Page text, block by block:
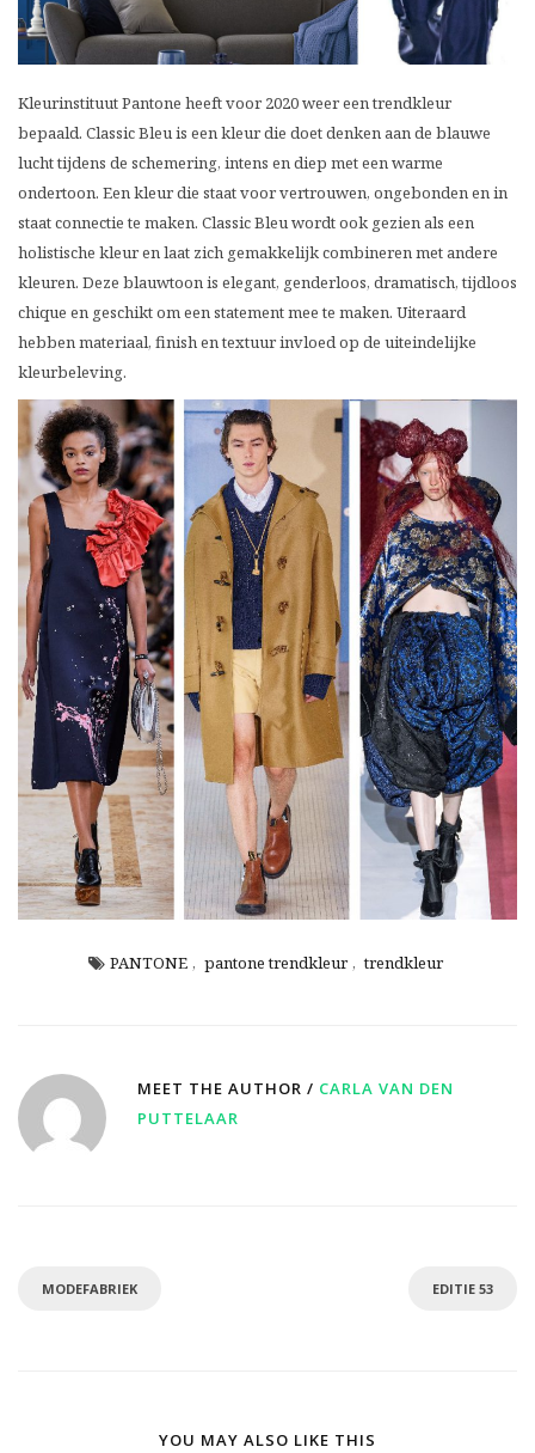
Kleurinstituut Pantone heeft voor 2020 weer een trendkleur
bepaald. Classic Bleu is een kleur die doet denken aan de blauwe
lucht tijdens de schemering, intens en diep met een warme
ondertoon. Een kleur die staat voor vertrouwen, ongebonden en in
staat connectie te maken. Classic Bleu wordt ook gezien als een
holistische kleur en laat zich gemakkelijk combineren met andere
kleuren. Deze blauwtoon is elegant, genderloos, dramatisch, tijdloos
chique en geschikt om een statement mee te maken. Uiteraard
hebben materiaal, finish en textuur invloed op de uiteindelijke
kleurbeleving.
PANTONE , pantone trendkleur , trendkleur
MEET THE AUTHOR / CARLA VAN DEN
PUTTELAAR
MODEFABRIEK EDITIE 53
YOU MAY ALSO LIKE THIS